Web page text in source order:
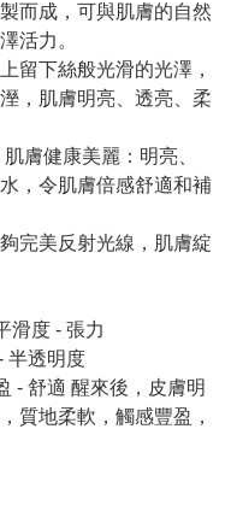
而成，可與肌膚的自然
活力。
留下絲般光滑的光澤，
，肌膚明亮、透亮、柔
膚健康美麗：明亮、
，令肌膚倍感舒適和補
完美反射光線，肌膚綻
滑度 - 張力
半透明度
- 舒適 醒來後，皮膚明
質地柔軟，觸感豐盈，